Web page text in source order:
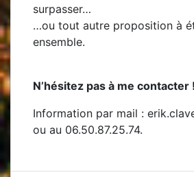
surpasser…
…ou tout autre proposition à
ensemble.
N’hésitez pas à me contacter !
Information par mail :
ou au 06.50.87.25.74.